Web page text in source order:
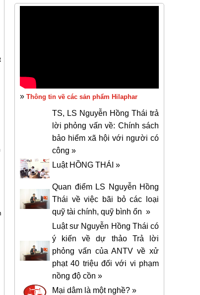
» Thông tin về các sản phẩm Hilaphar
TS, LS Nguyễn Hồng Thái trả
lời phỏng vấn về: Chính sách
bảo hiểm xã hội với người có
công »
Luật HỒNG THÁI »
Quan điểm LS Nguyễn Hồng
Thái về việc bãi bỏ các loại
quỹ tài chính, quỹ bình ổn »
Luật sư Nguyễn Hồng Thái có
ý kiến về dự thảo Trả lời
phỏng vấn của ANTV về xử
phạt 40 triệu đối với vi phạm
nồng độ cồn »
Mại dâm là một nghề? »